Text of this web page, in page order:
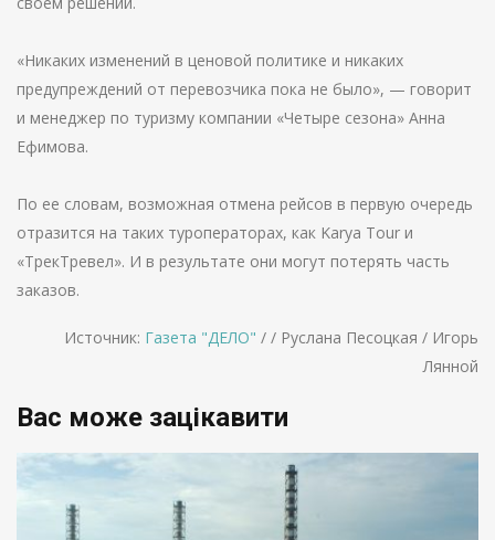
«Никаких изменений в ценовой политике и никаких
предупреждений от перевозчика пока не было», — говорит
и менеджер по туризму компании «Четыре сезона» Анна
Ефимова.
По ее словам, возможная отмена рейсов в первую очередь
отразится на таких туроператорах, как Karya Tour и
«ТрекТревел». И в результате они могут потерять часть
заказов.
Источник: Газета "ДЕЛО" / / Руслана Песоцкая / Игорь
Лянной
Вас може зацікавити